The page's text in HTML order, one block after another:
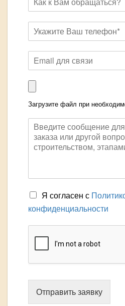
Загрузите файл при
Я согласен с
конфиденциальности
Отправить заявку